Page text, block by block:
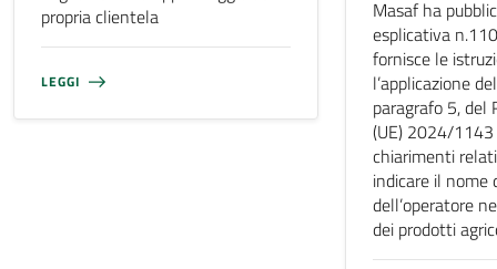
propria clientela
LEGGI
Masaf ha
esplicativa
fornisce le
l’applicazione
paragrafo 5, del
(UE) 2024/
chiarimenti
indicare il nome
dell’operatore
dei prodotti